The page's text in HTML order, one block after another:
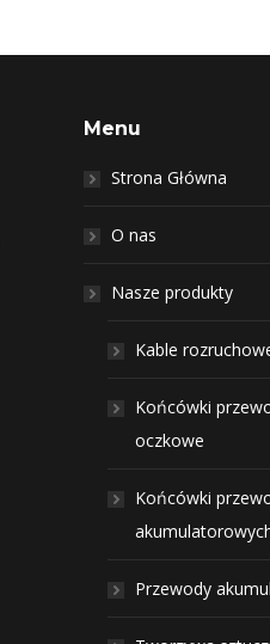
Menu
Strona Główna
O nas
Nasze produkty
Kable
Końcówki
oczkowe
Końcówki
Przewody